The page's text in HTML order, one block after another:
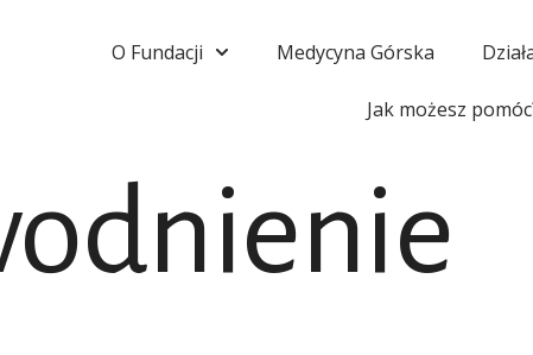
O Fundacji Medycyna Górska
Jak możesz